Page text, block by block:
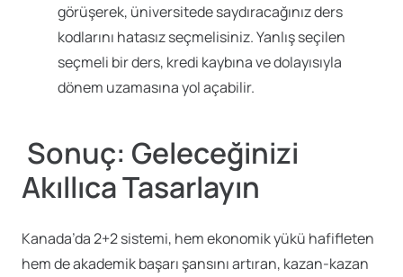
görüşerek, üniversitede saydıracağınız ders
kodlarını hatasız seçmelisiniz. Yanlış seçilen
seçmeli bir ders, kredi kaybına ve dolayısıyla
dönem uzamasına yol açabilir.
Sonuç: Geleceğinizi
Akıllıca Tasarlayın
Kanada’da 2+2 sistemi, hem ekonomik yükü hafifleten
hem de akademik başarı şansını artıran, kazan-kazan